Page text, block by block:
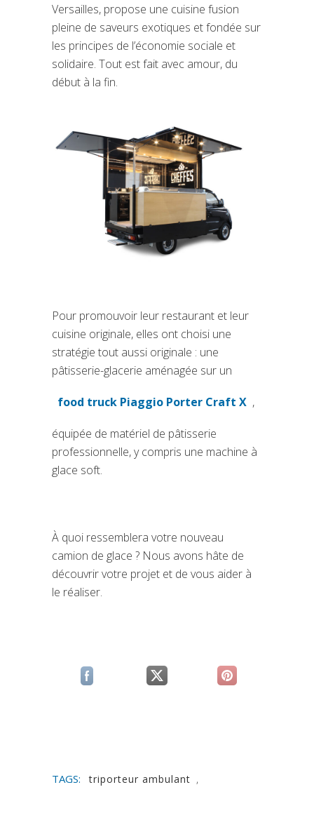
Versailles, propose une cuisine fusion
pleine de saveurs exotiques et fondée sur
les principes de l’économie sociale et
solidaire. Tout est fait avec amour, du
début à la fin.
Pour promouvoir leur restaurant et leur
cuisine originale, elles ont choisi une
stratégie tout aussi originale : une
pâtisserie-glacerie aménagée sur un
food truck Piaggio Porter Craft X
(si apre in una nuova scheda)
,
équipée de matériel de pâtisserie
professionnelle, y compris une machine à
glace soft.
À quoi ressemblera votre nouveau
camion de glace ? Nous avons hâte de
découvrir votre projet et de vous aider à
le réaliser.
(si apre in una nuova scheda)
(si apre in una nuova scheda)
(si apre in una
TAGS: triporteur ambulant ,